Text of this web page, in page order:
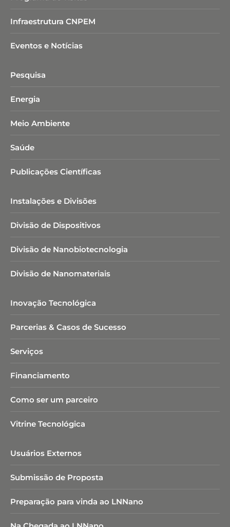
Infraestrutura CNPEM
Eventos e Notícias
Pesquisa
Energia
Meio Ambiente
Saúde
Publicações Científicas
Instalações e Divisões
Divisão de Dispositivos
Divisão de Nanobiotecnologia​
Divisão de Nanomateriais
Inovação Tecnológica
Parcerias & Casos de Sucesso
Serviços
Financiamento
Como ser um parceiro
Vitrine Tecnológica
Usuários Externos
Submissão de Proposta
Preparação para vinda ao LNNano